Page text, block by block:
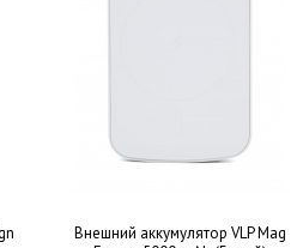
Внешний аккумулятор VLP Mag